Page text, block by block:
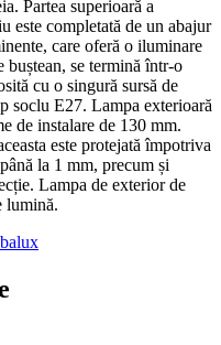
Partea superioară a
este completată de un abajur
care oferă o iluminare
se termină într-o
cu o singură sursă de
soclu E27. Lampa exterioară
de instalare de 130 mm.
este protejată împotriva
la 1 mm, precum și
Lampa de exterior de
lumină.